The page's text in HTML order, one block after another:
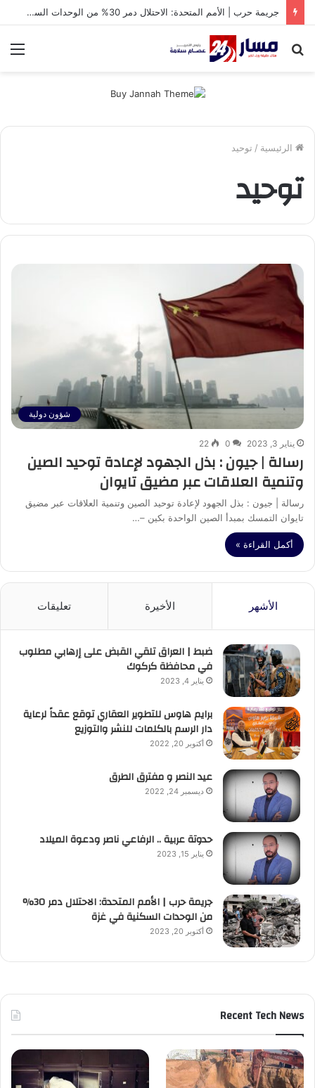
جريمة حرب | الأمم المتحدة: الاحتلال دمر 30% من الوحدات السكنية في غزة
بحث
الرئيسية / توحيد
توحيد
شؤون دولية
يناير 3, 2023 0
22
رسالة | جيون : بذل الجهود لإعادة توحيد الصين
وتنمية العلاقات عبر مضيق تايوان
رسالة | جيون : بذل الجهود لإعادة توحيد الصين وتنمية العلاقات عبر مضيق
تايوان التمسك بمبدأ الصين الواحدة بكين –…
أكمل القراءة »
الأشهر الأخيرة تعليقات
ضبط | العراق تلقي القبض على إرهابي مطلوب
في محافظة كركوك
يناير 4, 2023
برايم هاوس للتطوير العقاري توقع عقداً لرعاية
دار الرسم بالكلمات للنشر والتوزيع
أكتوبر 20, 2022
عيد النصر و مفترق الطرق
ديسمبر 24, 2022
حدوتة عربية .. الرفاعي ناصر ودعوة الميلاد
يناير 15, 2023
جريمة حرب | الأمم المتحدة: الاحتلال دمر 30%
من الوحدات السكنية في غزة
أكتوبر 20, 2023
Recent Tech News